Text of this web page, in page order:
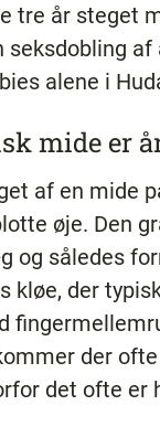
tre år steget
seksdobling
alene i
mide er
af en mide
øje. Den
og således
kløe, der
der
det ofte er